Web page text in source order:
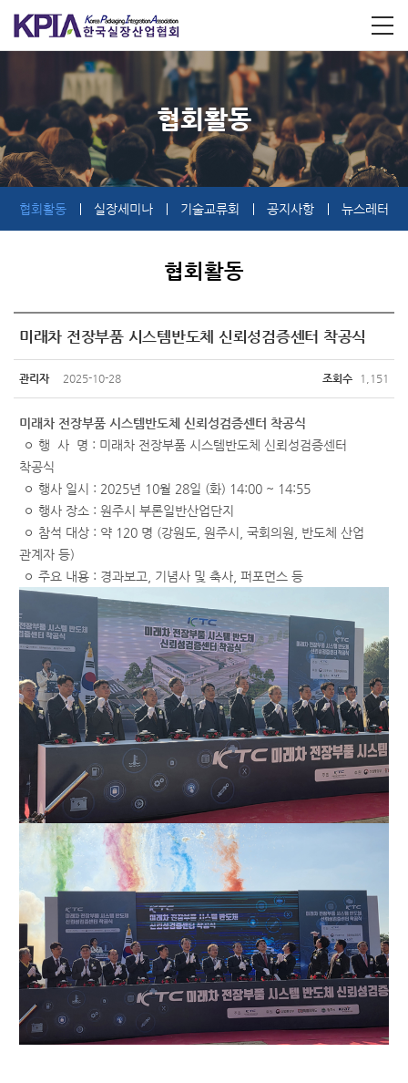
협회활동
협회활동 실장세미나 기술교류회 공지사항 뉴스레터
협회활동
미래차 전장부품 시스템반도체 신뢰성검증센터 착공식
관리자 2025-10-28 조회수 1,151
미래차 전장부품 시스템반도체 신뢰성검증센터 착공식
ㅇ 행 사 명 : 미래차 전장부품 시스템반도체 신뢰성검증센터
착공식
ㅇ 행사 일시 : 2025년 10월 28일 (화) 14:00 ~ 14:55
ㅇ 행사 장소 : 원주시 부론일반산업단지
ㅇ 참석 대상 : 약 120 명 (강원도, 원주시, 국회의원, 반도체 산업
관계자 등)
ㅇ 주요 내용 : 경과보고, 기념사 및 축사, 퍼포먼스 등